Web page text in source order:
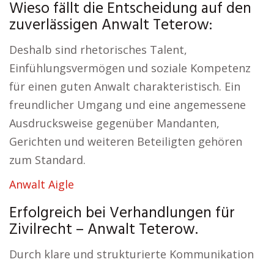
Wieso fällt die Entscheidung auf den
zuverlässigen Anwalt Teterow:
Deshalb sind rhetorisches Talent,
Einfühlungsvermögen und soziale Kompetenz
für einen guten Anwalt charakteristisch. Ein
freundlicher Umgang und eine angemessene
Ausdrucksweise gegenüber Mandanten,
Gerichten und weiteren Beteiligten gehören
zum Standard.
Anwalt Aigle
Erfolgreich bei Verhandlungen für
Zivilrecht – Anwalt Teterow.
Durch klare und strukturierte Kommunikation